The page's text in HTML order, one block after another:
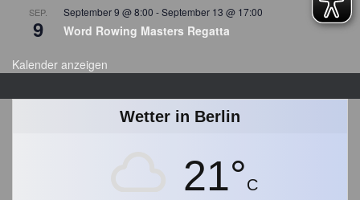
h
SEP.
9
September 9 @ 8:00 -September 13 @ 17:00
Word Rowing Masters Regatta
Kalender anzeigen
Wetter in Berlin
21°C